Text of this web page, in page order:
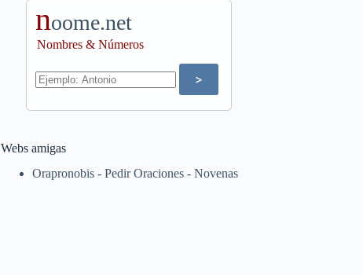
noome.net
Nombres & Números
Webs amigas
Orapronobis - Pedir Oraciones - Novenas